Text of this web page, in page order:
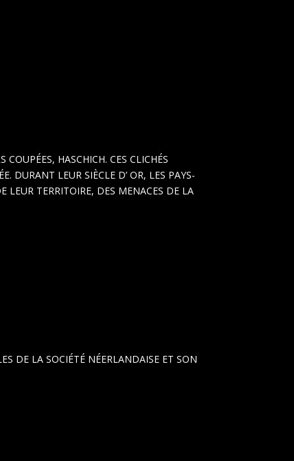
HASCHICH. CES CLICHÉS
DURANT LEUR SIÈCLE D’ OR, LES PAYS-
LEUR TERRITOIRE, DES MENACES DE LA
DE LA SOCIÉTÉ NÉERLANDAISE ET SON